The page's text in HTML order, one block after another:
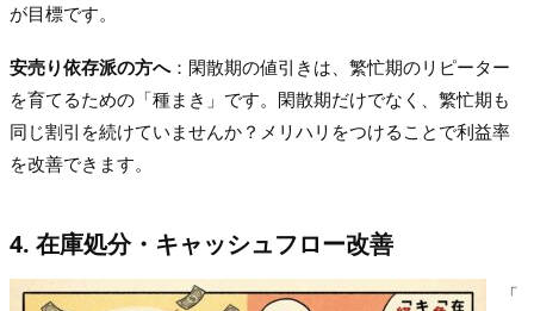
が目標です。
安売り依存派の方へ：閑散期の値引きは、繁忙期のリピーター
を育てるための「種まき」です。閑散期だけでなく、繁忙期も
同じ割引を続けていませんか？メリハリをつけることで利益率
を改善できます。
4. 在庫処分・キャッシュフロー改善
「